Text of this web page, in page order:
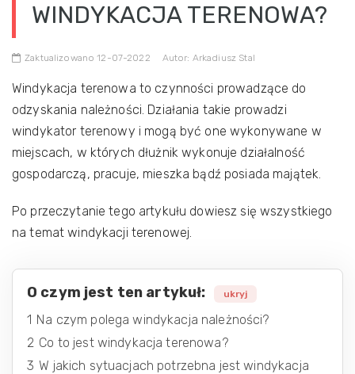
WINDYKACJA TERENOWA?
Zaktualizowano 12-07-2022 Autor: Arkadiusz Stal
Windykacja terenowa to czynności prowadzące do
odzyskania należności. Działania takie prowadzi
windykator terenowy i mogą być one wykonywane w
miejscach, w których dłużnik wykonuje działalność
gospodarczą, pracuje, mieszka bądź posiada majątek.
Po przeczytanie tego artykułu dowiesz się wszystkiego
na temat windykacji terenowej.
O czym jest ten artykuł: ukryj
1 Na czym polega windykacja należności?
2 Co to jest windykacja terenowa?
3 W jakich sytuacjach potrzebna jest windykacja